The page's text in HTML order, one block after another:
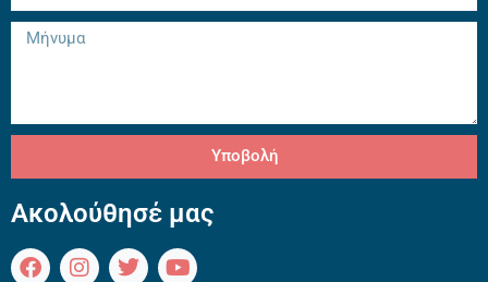
Υποβολή
Ακολούθησέ μας